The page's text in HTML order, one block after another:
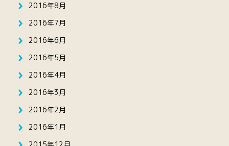
2016年8月
2016年7月
2016年6月
2016年5月
2016年4月
2016年3月
2016年2月
2016年1月